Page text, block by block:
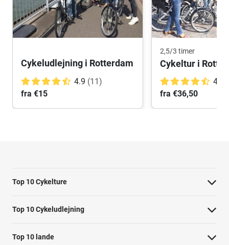
Cykeludlejning i Rotterdam
4.9 (11)
fra €15
2,5/3 timer
4.8
fra €36,50
Top 10 Cykelture
Cykeltur i Barcelona: højdepunkterne
Cykeltur i Berlin: højdepunkterne
Tur til Paris: højdepunkter
Top 10 Cykeludlejning
Barcelona Cykeludlejning
Top 10 lande